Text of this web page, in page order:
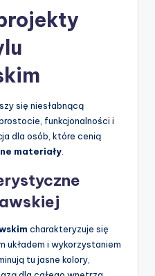
się niesłabnącą
funkcjonalności i
dla osób, które cenią
materiały
charakteryzuje się
układem i wykorzystaniem
tu jasne kolory,